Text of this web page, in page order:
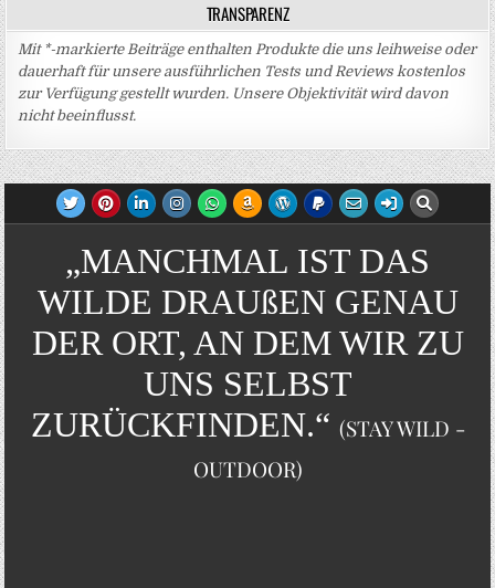
TRANSPARENZ
Mit *-markierte Beiträge enthalten Produkte die uns leihweise oder
dauerhaft für unsere ausführlichen Tests und Reviews kostenlos
zur Verfügung gestellt wurden. Unsere Objektivität wird davon
nicht beeinflusst.
„MANCHMAL IST DAS
WILDE DRAUßEN GENAU
DER ORT, AN DEM WIR ZU
UNS SELBST
ZURÜCKFINDEN.“ (STAY WILD -
OUTDOOR)